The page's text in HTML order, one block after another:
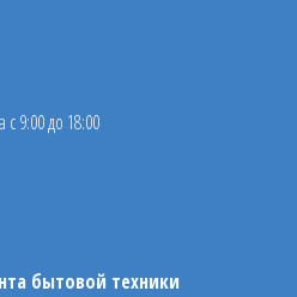
9:00 до 18:00
бытовой техники